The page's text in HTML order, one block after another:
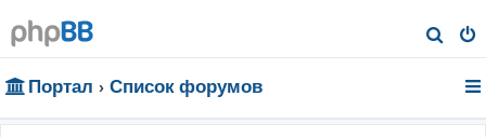
о
Портал Список форумов